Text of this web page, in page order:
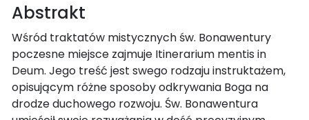
Abstrakt
Wśród traktatów mistycznych św. Bonawentury
poczesne miejsce zajmuje Itinerarium mentis in
Deum. Jego treść jest swego rodzaju instruktażem,
opisującym różne sposoby odkrywania Boga na
drodze duchowego rozwoju. Św. Bonawentura